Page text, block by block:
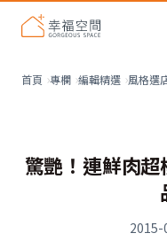
首頁 專欄 編輯精選 風格選
驚艷！連鮮肉
2015-